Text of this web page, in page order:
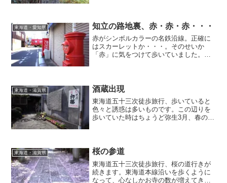
なる県・滋賀県に突入です。
東海道・愛知県 知立の路地裏、赤・赤・赤・・・
赤がシンボルカラーの名鉄沿線。正確に
はスカーレットか・・・。そのせいか
「赤」に気をつけて歩いていました。そ
東海道・滋賀県 酒蔵出現
東海道五十三次徒歩旅行、歩いていると
色々と誘惑は多いものです。この辺りを
歩いていた時はちょうど弥生3月、春の蔵
トが遅かった分いつも以上にハイペース
であるかにゃならん・・・そんな時に限
っての誘惑でした・・・
東海道・滋賀県 桜の参道
東海道五十三次徒歩旅行、桜の道行きが
続きます。東海道本線沿いを歩くように
なって、心なしかお寺の数が増えてきた